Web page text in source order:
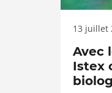
13 juillet
Avec
Istex